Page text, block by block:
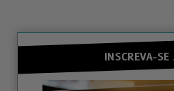
INSCREVA-SE